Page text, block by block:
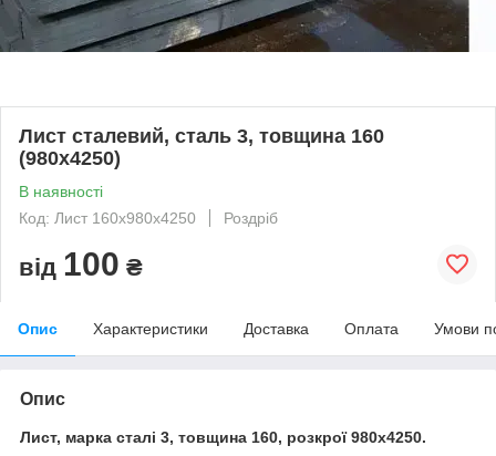
Лист сталевий, сталь 3, товщина 160
(980х4250)
В наявності
Код: Лист 160х980х4250
Роздріб
від 100 ₴
Опис Характеристики Доставка Оплата Умови
Опис
Лист, марка сталі 3, товщина 160, розкрої 980х4250.